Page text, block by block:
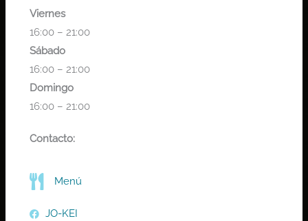
Viernes
16:00 – 21:00
Sábado
16:00 – 21:00
Domingo
16:00 – 21:00
Contacto:
Menú
JO-KEI